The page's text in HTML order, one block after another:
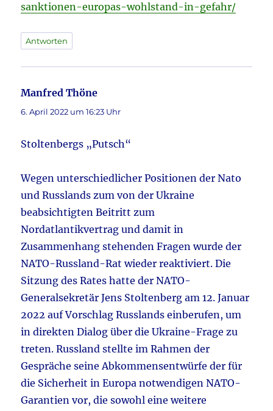
sanktionen-europas-wohlstand-in-gefahr/
Antworten
Manfred Thöne
6. April 2022 um 16:23 Uhr
Stoltenbergs „Putsch“
Wegen unterschiedlicher Positionen der Nato
und Russlands zum von der Ukraine
beabsichtigten Beitritt zum
Nordatlantikvertrag und damit in
Zusammenhang stehenden Fragen wurde der
NATO-Russland-Rat wieder reaktiviert. Die
Sitzung des Rates hatte der NATO-
Generalsekretär Jens Stoltenberg am 12. Januar
2022 auf Vorschlag Russlands einberufen, um
in direkten Dialog über die Ukraine-Frage zu
treten. Russland stellte im Rahmen der
Gespräche seine Abkommensentwürfe der für
die Sicherheit in Europa notwendigen NATO-
Garantien vor, die sowohl eine weitere